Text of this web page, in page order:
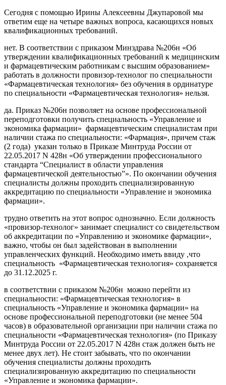
Сегодня с помощью Ирины Алексеевны Джупаровой мы
ответим еще на четыре важных вопроса, касающихся новых
квалификационных требований.
нет. В соответствии с приказом Минздрава №206н «Об
утверждении квалификационных требований к медицинским
и фармацевтическим работникам с высшим образованием»
работать в должности провизор-технолог по специальности
«Фармацевтическая технология» без обучения в ординатуре
по специальности «Фармацевтическая технология» нельзя.
да. Приказ №206н позволяет на основе профессиональной
переподготовки получить специальность «Управление и
экономика фармации» фармацевтическим специалистам при
наличии стажа по специальности: «Фармация», причем стаж
(2 года) указан только в Приказе Минтруда России от
22.05.2017 N 428н «Об утверждении профессионального
стандарта “Специалист в области управления
фармацевтической деятельностью”». По окончании обучения
специалисты должны проходить специализированную
аккредитацию по специальности «Управление и экономика
фармации».
трудно ответить на этот вопрос однозначно. Если должность
«провизор-технолог» занимает специалист со свидетельством
об аккредитации по «Управлению и экономике фармации»,
важно, чтобы он был задействован в выполнении
управленческих функций. Необходимо иметь ввиду ,что
специальность «Фармацевтическая технология» сохраняется
до 31.12.2025 г.
в соответствии с приказом №206н можно перейти из
специальности: «Фармацевтическая технология» в
специальность «Управление и экономика фармации» на
основе профессиональной переподготовки (не менее 504
часов) в образовательной организации при наличии стажа по
специальности «Фармацевтическая технология» (по Приказу
Минтруда России от 22.05.2017 N 428н стаж должен быть не
менее двух лет). Не стоит забывать, что по окончании
обучения специалисты должны проходить
специализированную аккредитацию по специальности
«Управление и экономика фармации».